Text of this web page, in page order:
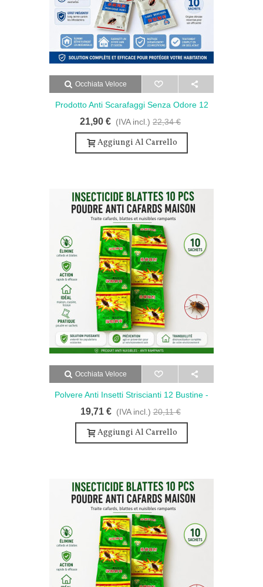
Occhiata Veloce
Prodotto Anti Scarafaggi Senza Odore 12
Bustine Per La Casa
21,90 € (IVA incl.) 22,34 €
Aggiungi Al Carrello
Occhiata Veloce
Polvere Anti Insetti Striscianti 12 Bustine -
Efficace Polvere Senza Odore E Potente
19,71 € (IVA incl.) 20,11 €
Aggiungi Al Carrello